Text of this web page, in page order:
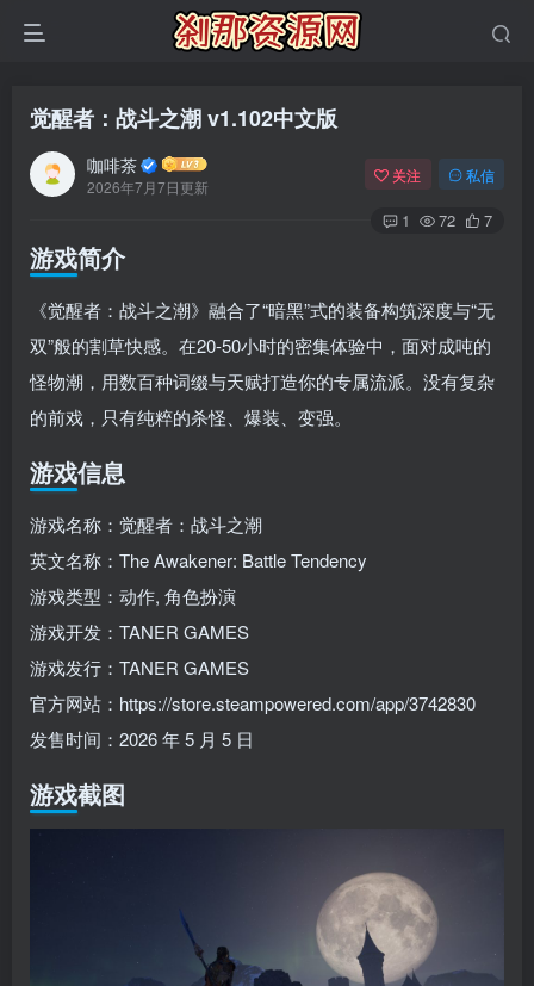
觉醒者：战斗之潮 v1.102中文版
咖啡茶
2026年7月7日更新
关注 私信
1 72 7
游戏简介
《觉醒者：战斗之潮》融合了“暗黑”式的装备构筑深度与“无
双”般的割草快感。在20-50小时的密集体验中，面对成吨的
怪物潮，用数百种词缀与天赋打造你的专属流派。没有复杂
的前戏，只有纯粹的杀怪、爆装、变强。
游戏信息
游戏名称：觉醒者：战斗之潮
英文名称：The Awakener: Battle Tendency
游戏类型：动作, 角色扮演
游戏开发：TANER GAMES
游戏发行：TANER GAMES
官方网站：https://store.steampowered.com/app/3742830
发售时间：2026 年 5 月 5 日
游戏截图